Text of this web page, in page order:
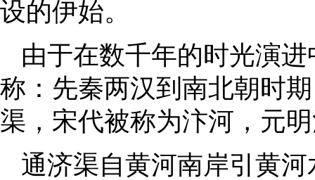
设的伊始。
由于在数千年的时光演
称：先秦两汉到南北朝时
渠，宋代被称为汴河，元
通济渠自黄河南岸引黄